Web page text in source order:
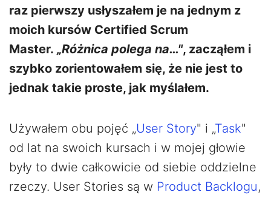
raz pierwszy usłyszałem je na jednym z
moich kursów Certified Scrum
Master. „Różnica polega na…", zacząłem i
szybko zorientowałem się, że nie jest to
jednak takie proste, jak myślałem.
Używałem obu pojęć „User Story" i „Task"
od lat na swoich kursach i w mojej głowie
były to dwie całkowicie od siebie oddzielne
rzeczy. User Stories są w Product Backlogu,